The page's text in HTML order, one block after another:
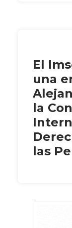
El
una
la
las